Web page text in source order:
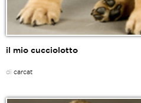
il mio cucciolotto
di carcat